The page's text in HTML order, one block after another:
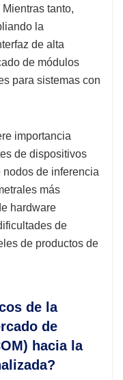
tanto,
la
de alta
de módulos
para sistemas con
importancia
de dispositivos
nodos de inferencia
más
hardware
de
de productos de
de la
de
hacia la